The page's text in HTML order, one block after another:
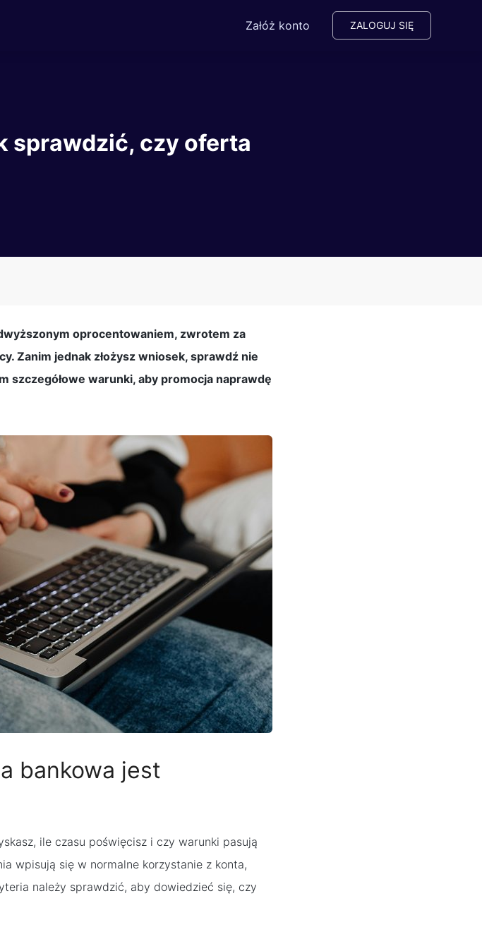
Załóż konto ZALOGUJ SIĘ
sprawdzić, czy oferta
oprocentowaniem, zwrotem za
Zanim jednak złożysz wniosek, sprawdź nie
szczegółowe warunki, aby promocja naprawdę
bankowa jest
ile czasu poświęcisz i czy warunki pasują
wpisują się w normalne korzystanie z konta,
należy sprawdzić, aby dowiedzieć się, czy